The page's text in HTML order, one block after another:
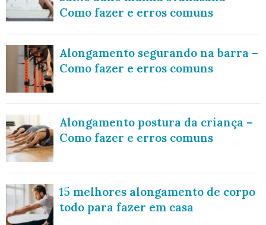
Como fazer e erros comuns
Alongamento segurando na barra –
Como fazer e erros comuns
Alongamento postura da criança –
Como fazer e erros comuns
15 melhores alongamento de corpo
todo para fazer em casa